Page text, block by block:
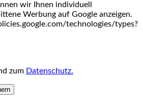
wir Ihnen individuell
Werbung auf Google anzeigen.
technologies/types?
zum Datenschutz.